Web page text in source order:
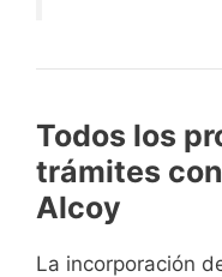
Todos los
trámites
Alcoy
La incorporación